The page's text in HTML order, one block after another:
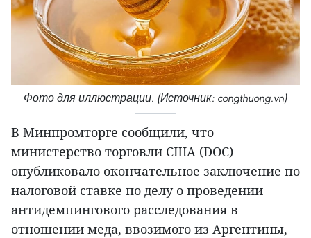
Фото для иллюстрации. (Источник: congthuong.vn)
В Минпромторге сообщили, что
министерство торговли США (DOC)
опубликовало окончательное заключение по
налоговой ставке по делу о проведении
антидемпингового расследования в
отношении меда, ввозимого из Аргентины,